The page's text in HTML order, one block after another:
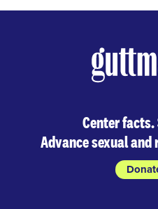
Center
Advance sexual